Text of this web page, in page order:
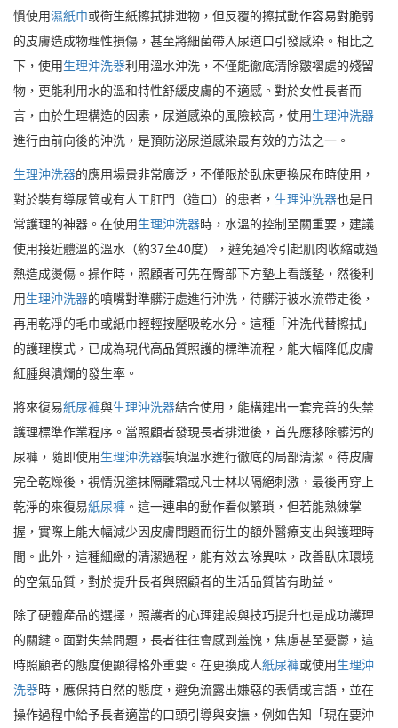
慣使用濕紙巾或衛生紙擦拭排泄物，但反覆的擦拭動作容易對脆弱
的皮膚造成物理性損傷，甚至將細菌帶入尿道口引發感染。相比之
下，使用生理沖洗器利用溫水沖洗，不僅能徹底清除皺褶處的殘留
物，更能利用水的溫和特性舒緩皮膚的不適感。對於女性長者而
言，由於生理構造的因素，尿道感染的風險較高，使用生理沖洗器
進行由前向後的沖洗，是預防泌尿道感染最有效的方法之一。
生理沖洗器的應用場景非常廣泛，不僅限於臥床更換尿布時使用，
對於裝有導尿管或有人工肛門（造口）的患者， 生理沖洗器也是日
常護理的神器。在使用生理沖洗器時，水溫的控制至關重要，建議
使用接近體溫的溫水（約37至40度），避免過冷引起肌肉收縮或過
熱造成燙傷。操作時，照顧者可先在臀部下方墊上看護墊，然後利
用生理沖洗器的噴嘴對準髒汙處進行沖洗，待髒汙被水流帶走後，
再用乾淨的毛巾或紙巾輕輕按壓吸乾水分。這種「沖洗代替擦拭」
的護理模式，已成為現代高品質照護的標準流程，能大幅降低皮膚
紅腫與潰爛的發生率。
將來復易紙尿褲與生理沖洗器結合使用，能構建出一套完善的失禁
護理標準作業程序。當照顧者發現長者排泄後，首先應移除髒污的
尿褲，隨即使用生理沖洗器裝填溫水進行徹底的局部清潔。待皮膚
完全乾燥後，視情況塗抹隔離霜或凡士林以隔絕刺激，最後再穿上
乾淨的來復易紙尿褲 。這一連串的動作看似繁瑣，但若能熟練掌
握，實際上能大幅減少因皮膚問題而衍生的額外醫療支出與護理時
間。此外，這種細緻的清潔過程，能有效去除異味，改善臥床環境
的空氣品質，對於提升長者與照顧者的生活品質皆有助益。
除了硬體產品的選擇，照護者的心理建設與技巧提升也是成功護理
的關鍵。面對失禁問題，長者往往會感到羞愧，焦慮甚至憂鬱，這
時照顧者的態度便顯得格外重要。在更換成人紙尿褲或使用生理沖
洗器時，應保持自然的態度，避免流露出嫌惡的表情或言語，並在
操作過程中給予長者適當的口頭引導與安撫，例如告知「現在要沖